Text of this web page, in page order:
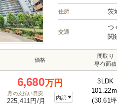
住所 茨
交通
つ
関
価格
間取り
専有面積
6,680万円
月の支払い目安:
225,411円/月 内訳
3LDK
101.22m
(30.61